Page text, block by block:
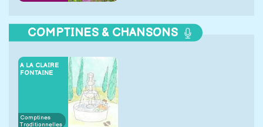
COMPTINES & CHANSONS
A LA CLAIRE
FONTAINE
Comptines
Traditionnelles